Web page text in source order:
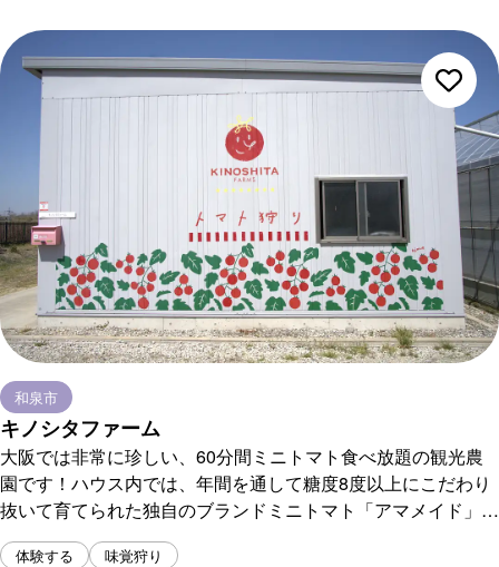
和泉市
キノシタファーム
大阪では非常に珍しい、60分間ミニトマト食べ放題の観光農
園です！ハウス内では、年間を通して糖度8度以上にこだわり
抜いて育てられた独自のブランドミニトマト「アマメイド」を
贅沢に摘み取って堪能できます。
体験する 味覚狩り